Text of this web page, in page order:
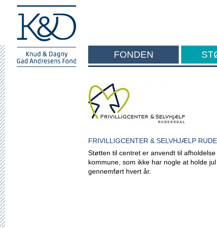
FONDEN
FRIVILLIGCENTER & SELVHJÆLP
Støtten til centret er anvendt til
kommune, som ikke har nogle at holde
gennemført hvert år.